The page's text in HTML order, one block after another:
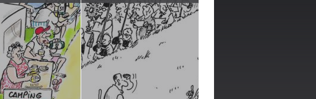
INRA/ Rotation des terres.